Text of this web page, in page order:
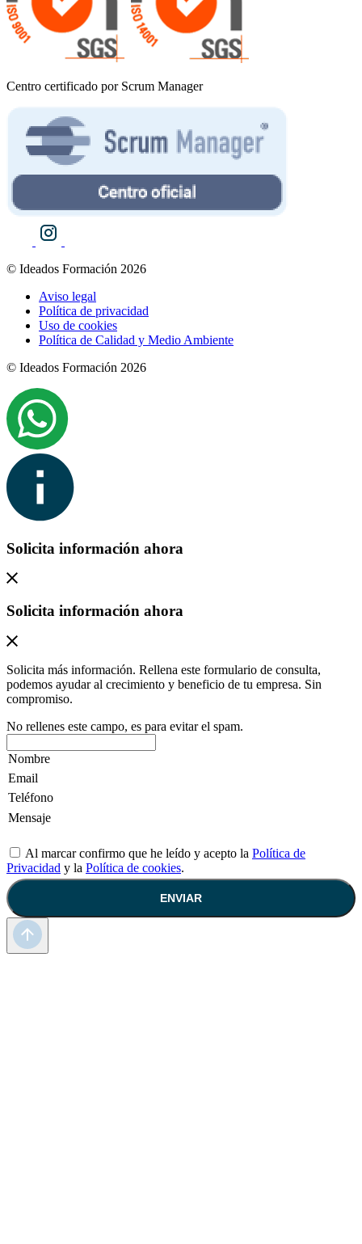
Centro certificado por Scrum Manager
© Ideados Formación 2026
Aviso legal
Política de privacidad
Uso de cookies
Política de Calidad y Medio Ambiente
© Ideados Formación 2026
Solicita información ahora
Solicita información ahora
Solicita más información. Rellena este formulario de consulta,
podemos ayudar al crecimiento y beneficio de tu empresa. Sin
compromiso.
No rellenes este campo, es para evitar el spam.
Al marcar confirmo que he leído y acepto la Política de
Privacidad y la Política de cookies.
ENVIAR